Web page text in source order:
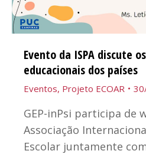
Evento da ISPA discute
educacionais dos países
Eventos, Projeto ECOAR
GEP-inPsi participa de
Associação
Escolar juntamente